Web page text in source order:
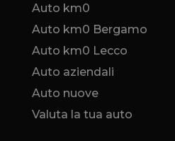
Auto km0
Auto km0 Bergamo
Auto km0 Lecco
Auto aziendali
Auto nuove
Valuta la tua auto